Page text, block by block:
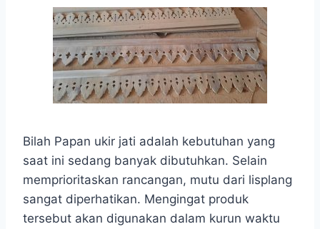
Bilah Papan ukir jati adalah kebutuhan yang
saat ini sedang banyak dibutuhkan. Selain
memprioritaskan rancangan, mutu dari lisplang
sangat diperhatikan. Mengingat produk
tersebut akan digunakan dalam kurun waktu